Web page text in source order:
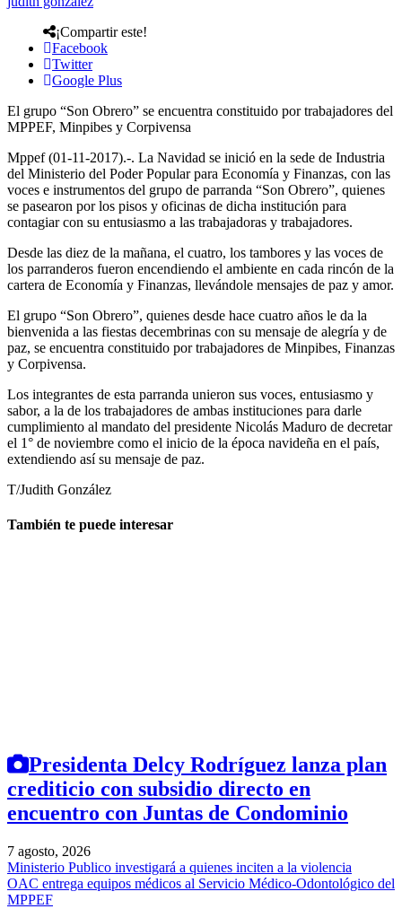
¡Compartir este!
Facebook
Twitter
Google Plus
El grupo “Son Obrero” se encuentra constituido por trabajadores del
MPPEF, Minpibes y Corpivensa
Mppef (01-11-2017).-. La Navidad se inició en la sede de Industria
del Ministerio del Poder Popular para Economía y Finanzas, con las
voces e instrumentos del grupo de parranda “Son Obrero”, quienes
se pasearon por los pisos y oficinas de dicha institución para
contagiar con su entusiasmo a las trabajadoras y trabajadores.
Desde las diez de la mañana, el cuatro, los tambores y las voces de
los parranderos fueron encendiendo el ambiente en cada rincón de la
cartera de Economía y Finanzas, llevándole mensajes de paz y amor.
El grupo “Son Obrero”, quienes desde hace cuatro años le da la
bienvenida a las fiestas decembrinas con su mensaje de alegría y de
paz, se encuentra constituido por trabajadores de Minpibes, Finanzas
y Corpivensa.
Los integrantes de esta parranda unieron sus voces, entusiasmo y
sabor, a la de los trabajadores de ambas instituciones para darle
cumplimiento al mandato del presidente Nicolás Maduro de decretar
el 1° de noviembre como el inicio de la época navideña en el país,
extendiendo así su mensaje de paz.
T/Judith González
También te puede interesar
Presidenta Delcy Rodríguez lanza plan
crediticio con subsidio directo en
encuentro con Juntas de Condominio
7 agosto, 2026
Ministerio Publico investigará a quienes inciten a la violencia
OAC entrega equipos médicos al Servicio Médico-Odontológico del
MPPEF